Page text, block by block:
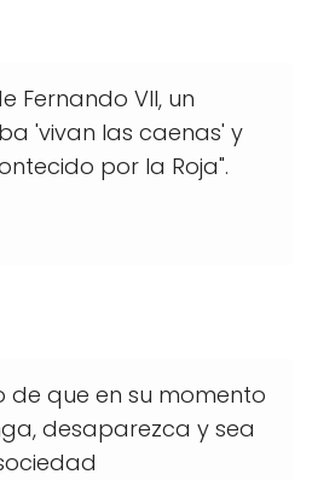
Fernando VII, un
'vivan las caenas' y
por la Roja".
de que en su momento
desaparezca y sea